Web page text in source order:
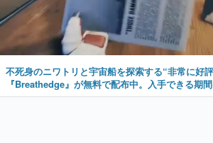
不死身のニワトリと宇宙船を探索する“非常に好
『Breathedge』が無料で配布中。入手できる期